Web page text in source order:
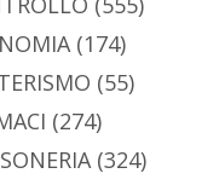
(174)
(55)
(274)
(324)